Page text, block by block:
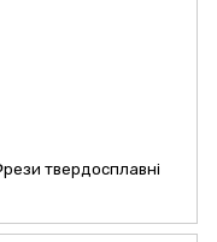
твердосплавні